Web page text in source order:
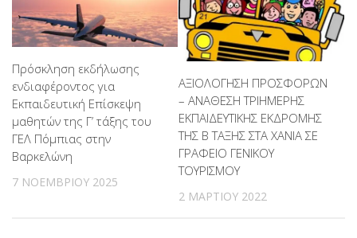
Πρόσκληση εκδήλωσης
ενδιαφέροντος για
Εκπαιδευτική Επίσκεψη
μαθητών της Γ’ τάξης του
ΓΕΛ Πόμπιας στην
Βαρκελώνη
7 ΝΟΕΜΒΡΊΟΥ 2025
ΑΞΙΟΛΟΓΗΣΗ ΠΡΟΣΦΟΡΩΝ
– ΑΝΑΘΕΣΗ ΤΡΙΗΜΕΡΗΣ
ΕΚΠΑΙΔΕΥΤΙΚΗΣ ΕΚΔΡΟΜΗΣ
ΤΗΣ Β ΤΑΞΗΣ ΣΤΑ ΧΑΝΙΑ ΣΕ
ΓΡΑΦΕΙΟ ΓΕΝΙΚΟΥ
ΤΟΥΡΙΣΜΟΥ
2 ΜΑΡΤΊΟΥ 2022